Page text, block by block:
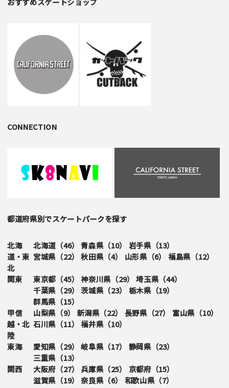
CONNECTION
都道府県別でスケートパークを探す
北海
道・東
北
北海道（46） 青森県（10） 岩手県（13）
宮城県（22） 秋田県（4） 山形県（6） 福島県（12）
関東 東京都（45） 神奈川県（29） 埼玉県（44）
千葉県（29） 茨城県（23） 栃木県（19）
群馬県（15）
甲信
越・北
陸
山梨県（9） 新潟県（22） 長野県（27） 富山県（10）
石川県（11） 福井県（10）
東海 愛知県（29） 岐阜県（17） 静岡県（23）
三重県（13）
関西
大阪府（27） 兵庫県（25） 京都府（15）
滋賀県（19） 奈良県（6） 和歌山県（7）